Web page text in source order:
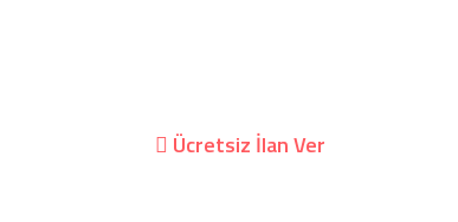
Ücretsiz İlan Ver